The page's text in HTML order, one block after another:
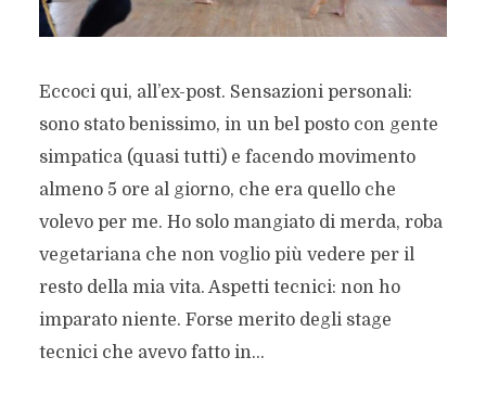
Eccoci qui, all’ex-post. Sensazioni personali:
sono stato benissimo, in un bel posto con gente
simpatica (quasi tutti) e facendo movimento
almeno 5 ore al giorno, che era quello che
volevo per me. Ho solo mangiato di merda, roba
vegetariana che non voglio più vedere per il
resto della mia vita. Aspetti tecnici: non ho
imparato niente. Forse merito degli stage
tecnici che avevo fatto in...